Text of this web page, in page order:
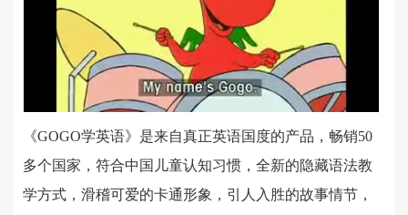
《GOGO学英语》是来自真正英语国度的产品，畅销50
多个国家，符合中国儿童认知习惯，全新的隐藏语法教
学方式，滑稽可爱的卡通形象，引人入胜的故事情节，